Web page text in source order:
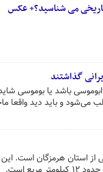
تاریخی می شناسید؟+ عکس
گذاشتند
باشد یا بوموسی
می‌شود و باید دید واقعا
از استان هرمزگان است.